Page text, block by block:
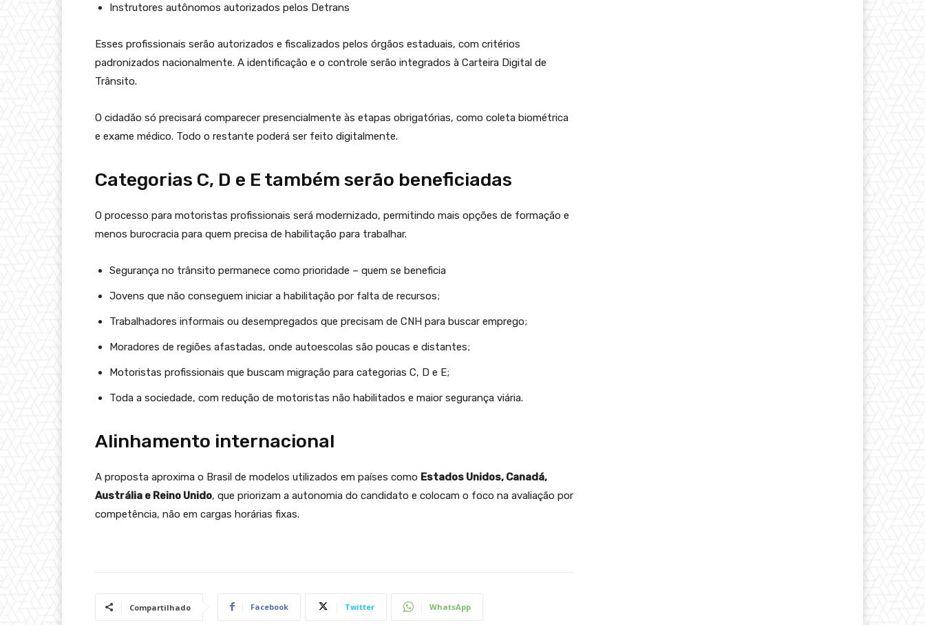
Instrutores autônomos autorizados pelos Detrans
Esses profissionais serão autorizados e fiscalizados pelos órgãos estaduais, com critérios
padronizados nacionalmente. A identificação e o controle serão integrados à Carteira Digital de
Trânsito.
O cidadão só precisará comparecer presencialmente às etapas obrigatórias, como coleta biométrica
e exame médico. Todo o restante poderá ser feito digitalmente.
Categorias C, D e E também serão beneficiadas
O processo para motoristas profissionais será modernizado, permitindo mais opções de formação e
menos burocracia para quem precisa de habilitação para trabalhar.
Segurança no trânsito permanece como prioridade – quem se beneficia
Jovens que não conseguem iniciar a habilitação por falta de recursos;
Trabalhadores informais ou desempregados que precisam de CNH para buscar emprego;
Moradores de regiões afastadas, onde autoescolas são poucas e distantes;
Motoristas profissionais que buscam migração para categorias C, D e E;
Toda a sociedade, com redução de motoristas não habilitados e maior segurança viária.
Alinhamento internacional
A proposta aproxima o Brasil de modelos utilizados em países como Estados Unidos, Canadá,
Austrália e Reino Unido, que priorizam a autonomia do candidato e colocam o foco na avaliação por
competência, não em cargas horárias fixas.
Compartilhado Facebook Twitter WhatsApp